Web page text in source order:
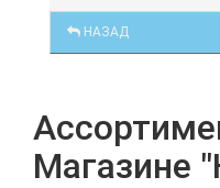
НАЗАД
Магазине